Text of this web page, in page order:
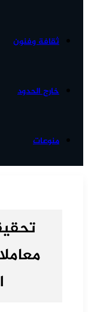
ثقافة وفنون
خارج الحدود
منوعات